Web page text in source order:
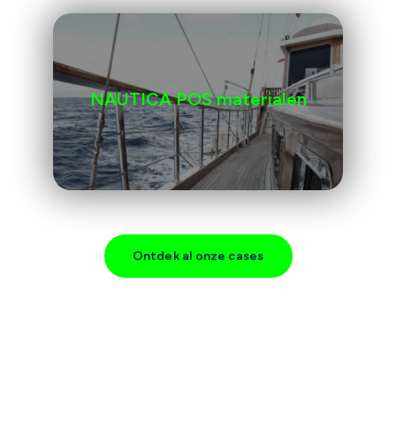
NAUTICA POS materialen
Ontdek al onze cases